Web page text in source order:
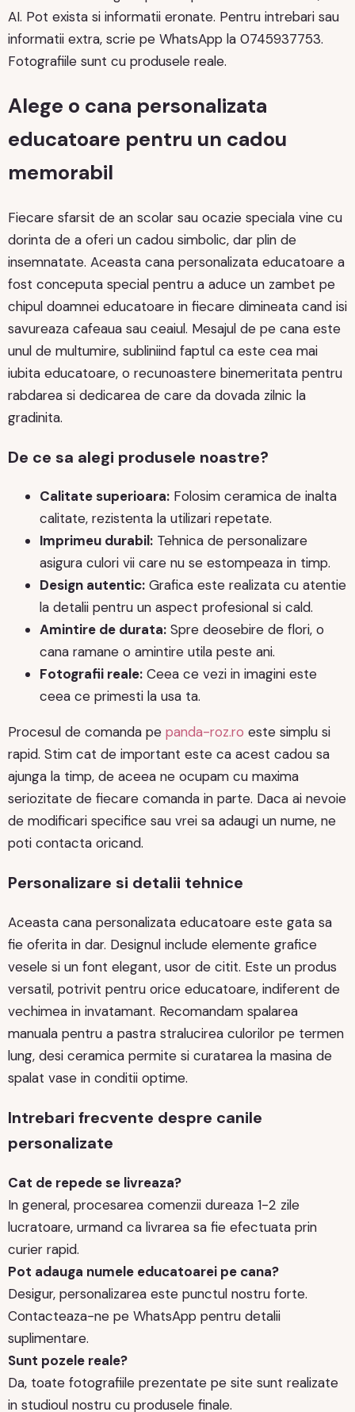
AI. Pot exista si informatii eronate. Pentru intrebari sau
informatii extra, scrie pe WhatsApp la 0745937753.
Fotografiile sunt cu produsele reale.
Alege o cana personalizata
educatoare pentru un cadou
memorabil
Fiecare sfarsit de an scolar sau ocazie speciala vine cu
dorinta de a oferi un cadou simbolic, dar plin de
insemnatate. Aceasta cana personalizata educatoare a
fost conceputa special pentru a aduce un zambet pe
chipul doamnei educatoare in fiecare dimineata cand isi
savureaza cafeaua sau ceaiul. Mesajul de pe cana este
unul de multumire, subliniind faptul ca este cea mai
iubita educatoare, o recunoastere binemeritata pentru
rabdarea si dedicarea de care da dovada zilnic la
gradinita.
De ce sa alegi produsele noastre?
Calitate superioara: Folosim ceramica de inalta
calitate, rezistenta la utilizari repetate.
Imprimeu durabil: Tehnica de personalizare
asigura culori vii care nu se estompeaza in timp.
Design autentic: Grafica este realizata cu atentie
la detalii pentru un aspect profesional si cald.
Amintire de durata: Spre deosebire de flori, o
cana ramane o amintire utila peste ani.
Fotografii reale: Ceea ce vezi in imagini este
ceea ce primesti la usa ta.
Procesul de comanda pe panda-roz.ro este simplu si
rapid. Stim cat de important este ca acest cadou sa
ajunga la timp, de aceea ne ocupam cu maxima
seriozitate de fiecare comanda in parte. Daca ai nevoie
de modificari specifice sau vrei sa adaugi un nume, ne
poti contacta oricand.
Personalizare si detalii tehnice
Aceasta cana personalizata educatoare este gata sa
fie oferita in dar. Designul include elemente grafice
vesele si un font elegant, usor de citit. Este un produs
versatil, potrivit pentru orice educatoare, indiferent de
vechimea in invatamant. Recomandam spalarea
manuala pentru a pastra stralucirea culorilor pe termen
lung, desi ceramica permite si curatarea la masina de
spalat vase in conditii optime.
Intrebari frecvente despre canile
personalizate
Cat de repede se livreaza?
In general, procesarea comenzii dureaza 1-2 zile
lucratoare, urmand ca livrarea sa fie efectuata prin
curier rapid.
Pot adauga numele educatoarei pe cana?
Desigur, personalizarea este punctul nostru forte.
Contacteaza-ne pe WhatsApp pentru detalii
suplimentare.
Sunt pozele reale?
Da, toate fotografiile prezentate pe site sunt realizate
in studioul nostru cu produsele finale.